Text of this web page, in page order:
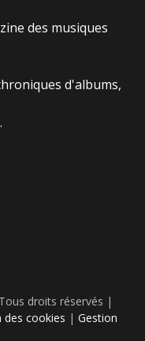
des musiques
d'albums,
droits réservés |
des cookies | Gestion